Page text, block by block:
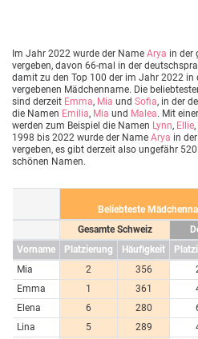
Im Jahr 2022 wurde der Name Arya in der
vergeben, davon 66-mal in der
damit zu den Top 100 der im Jahr 2022 in
vergebenen Mädchenname. Die
sind derzeit Emma, Mia und Sofia, in der
die Namen Emilia, Mia und Malea. Mit
werden zum Beispiel die Namen Lynn, Ellie,
1998 bis 2022 wurde der Name Arya in
vergeben, es gibt derzeit also ungefähr
schönen Namen.
Beliebteste
Gesamte Schweiz
Vorname
Platzierung Häufigkeit
Mia
2 356
Emma
1 361
Elena
6 280
Lina
5 289